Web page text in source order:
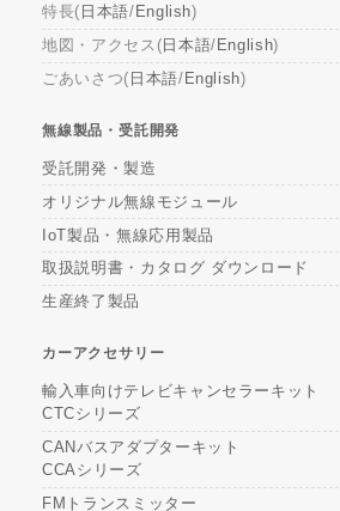
特長( 日本語/ English)
地図・アクセス( 日本語/ English)
ごあいさつ( 日本語/ English)
無線製品・受託開発
受託開発・製造
オリジナル無線モジュール
IoT製品・無線応用製品
取扱説明書・カタログ ダウンロード
生産終了製品
カーアクセサリー
輸入車向けテレビキャンセラーキット
CTCシリーズ
CANバスアダプターキット
CCAシリーズ
FMトランスミッター